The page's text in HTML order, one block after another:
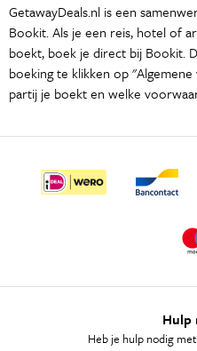
GetawayDeals.nl is een
Bookit. Als je een reis, hotel of
boekt, boek je direct bij Bookit.
boeking te klikken op
partij je boekt en welke
Hulp
Heb je hulp nodig